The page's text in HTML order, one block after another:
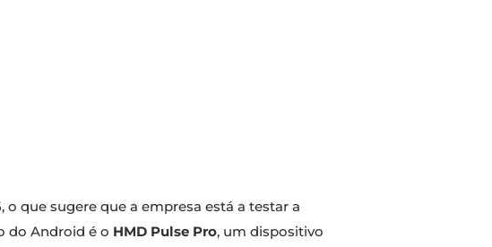
o que sugere que a empresa está a testar a
do Android é o HMD Pulse Pro, um dispositivo